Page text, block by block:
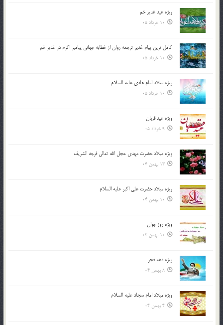
ویژه عید غدیر خم
10 خرداد 05
کامل ترین پیام غدیر ترجمه روان از خطابه جهانی پیامبر اکرم در غدیر خم
10 خرداد 05
ویژه میلاد امام هادی علیه السلام
10 خرداد 05
ویژه عید قربان
9 خرداد 05
ویژه میلاد حضرت مهدی عجل الله تعالی فرجه الشريف
13 بهمن 04
ویژه میلاد حضرت علی اکبر علیه السلام
10 بهمن 04
ویژه روز جوان
10 بهمن 04
ویژه دهه فجر
8 بهمن 04
ویژه میلاد امام سجاد علیه السلام
4 بهمن 04